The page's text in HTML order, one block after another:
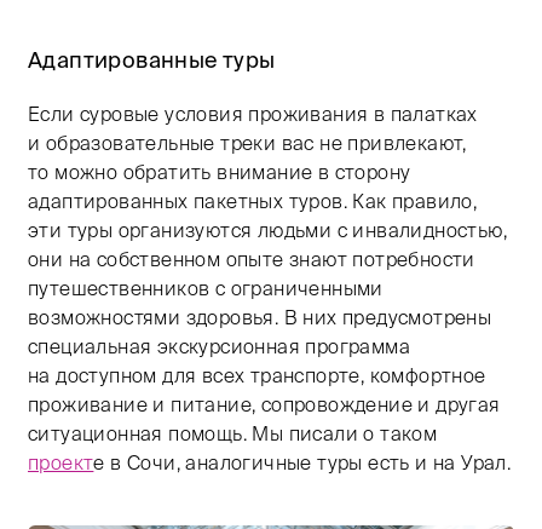
Адаптированные туры
Если суровые условия проживания в палатках
и образовательные треки вас не привлекают,
то можно обратить внимание в сторону
адаптированных пакетных туров. Как правило,
эти туры организуются людьми с инвалидностью,
они на собственном опыте знают потребности
путешественников с ограниченными
возможностями здоровья. В них предусмотрены
специальная экскурсионная программа
на доступном для всех транспорте, комфортное
проживание и питание, сопровождение и другая
ситуационная помощь. Мы писали о таком
проекте в Сочи, аналогичные туры есть и на Урал.